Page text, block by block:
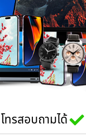
ทรสอบถามได้